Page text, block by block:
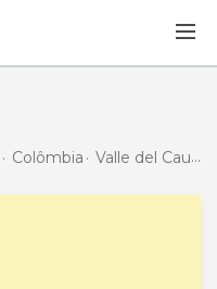
Colômbia Valle del Cauca